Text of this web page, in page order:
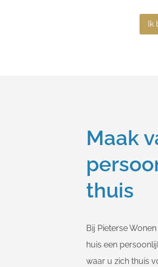
Ik
Maak
thuis
Bij Pieterse
huis een
waar u zich thuis